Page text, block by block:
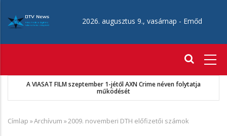
tartalomra
2026. augusztus 9., vasárnap - Emőd
A VIASAT FILM szeptember 1-jétől AXN Crime néven folytatja
működését
Morzsa
Címlap »Archívum »2009. novemberi DTH előfizetői számok